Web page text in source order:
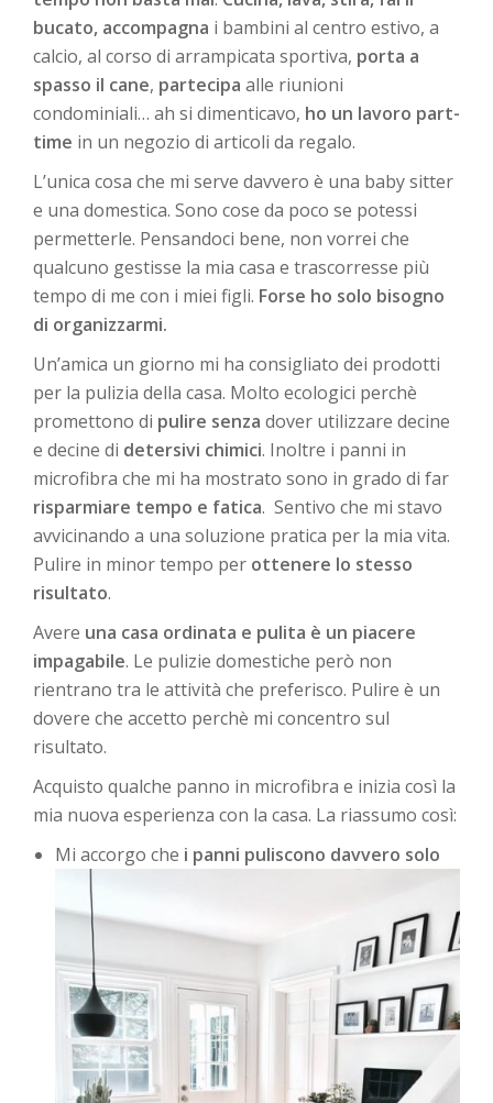
bucato, accompagna i bambini al centro estivo, a
calcio, al corso di arrampicata sportiva, porta a
spasso il cane, partecipa alle riunioni
condominiali… ah si dimenticavo, ho un lavoro part-
time in un negozio di articoli da regalo.
L’unica cosa che mi serve davvero è una baby sitter
e una domestica. Sono cose da poco se potessi
permetterle. Pensandoci bene, non vorrei che
qualcuno gestisse la mia casa e trascorresse più
tempo di me con i miei figli. Forse ho solo bisogno
di organizzarmi.
Un’amica un giorno mi ha consigliato dei prodotti
per la pulizia della casa. Molto ecologici perchè
promettono di pulire senza dover utilizzare decine
e decine di detersivi chimici. Inoltre i panni in
microfibra che mi ha mostrato sono in grado di far
risparmiare tempo e fatica. Sentivo che mi stavo
avvicinando a una soluzione pratica per la mia vita.
Pulire in minor tempo per ottenere lo stesso
risultato.
Avere una casa ordinata e pulita è un piacere
impagabile. Le pulizie domestiche però non
rientrano tra le attività che preferisco. Pulire è un
dovere che accetto perchè mi concentro sul
risultato.
Acquisto qualche panno in microfibra e inizia così la
mia nuova esperienza con la casa. La riassumo così:
Mi accorgo che i panni puliscono davvero solo